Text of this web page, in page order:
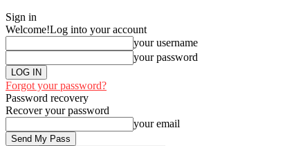
Sign in
Welcome!Log into your account
your username
your password
Forgot your password?
Password recovery
Recover your password
your email